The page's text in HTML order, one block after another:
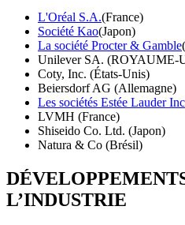
L'Oréal S.A.(France)
Société Kao(Japon)
La société Procter & Gamble
Unilever SA. (ROYAUME-
Coty, Inc. (États-Unis)
Beiersdorf AG (Allemagne)
Les sociétés Estée Lauder
LVMH (France)
Shiseido Co. Ltd. (Japon)
Natura & Co (Brésil)
L’INDUSTRIE